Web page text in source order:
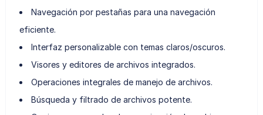
Navegación por pestañas para una navegación
eficiente.
Interfaz personalizable con temas claros/oscuros.
Visores y editores de archivos integrados.
Operaciones integrales de manejo de archivos.
Búsqueda y filtrado de archivos potente.